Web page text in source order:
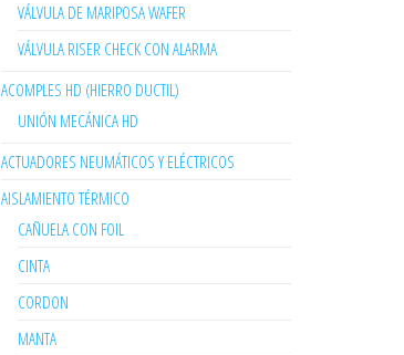
VÁLVULA DE MARIPOSA WAFER
VÁLVULA RISER CHECK CON ALARMA
ACOMPLES HD (HIERRO DUCTIL)
UNIÓN MECÁNICA HD
ACTUADORES NEUMÁTICOS Y ELÉCTRICOS
AISLAMIENTO TÉRMICO
CAÑUELA CON FOIL
CINTA
CORDON
MANTA